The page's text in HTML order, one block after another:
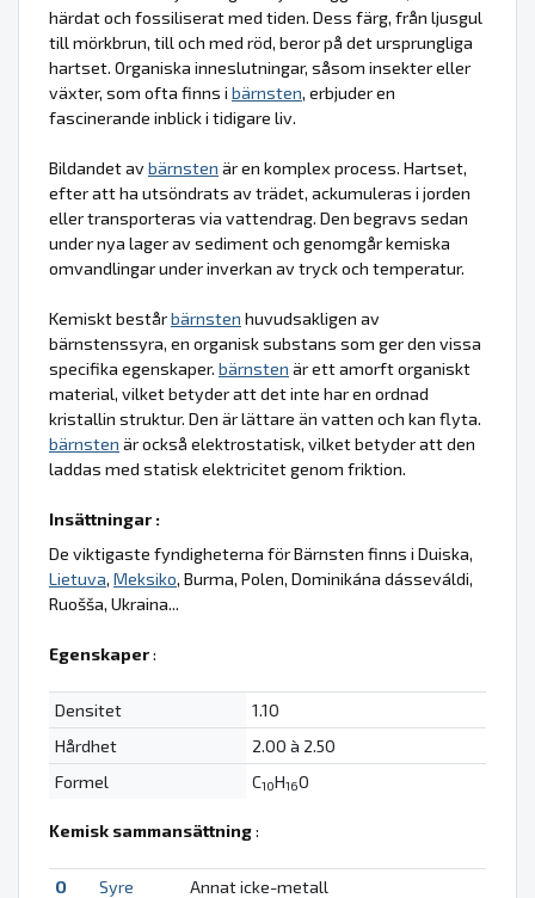
härdat och fossiliserat med tiden. Dess färg, från ljusgul
till mörkbrun, till och med röd, beror på det ursprungliga
hartset. Organiska inneslutningar, såsom insekter eller
växter, som ofta finns i bärnsten, erbjuder en
fascinerande inblick i tidigare liv.
Bildandet avbärnsten är en komplex process. Hartset,
efter att ha utsöndrats av trädet, ackumuleras i jorden
eller transporteras via vattendrag. Den begravs sedan
under nya lager av sediment och genomgår kemiska
omvandlingar under inverkan av tryck och temperatur.
Kemiskt bestårbärnsten huvudsakligen av
bärnstenssyra, en organisk substans som ger den vissa
specifika egenskaper. bärnsten är ett amorft organiskt
material, vilket betyder att det inte har en ordnad
kristallin struktur. Den är lättare än vatten och kan flyta.
bärnsten är också elektrostatisk, vilket betyder att den
laddas med statisk elektricitet genom friktion.
Insättningar :
De viktigaste fyndigheterna för Bärnsten finns i Duiska,
Lietuva, Meksiko, Burma, Polen, Dominikána dásseváldi,
Ruošša, Ukraina...
Egenskaper:
Densitet
1.10
Hårdhet
2.00 à 2.50
Formel
C10H16O
Kemisk sammansättning:
O Syre
Annat icke-metall